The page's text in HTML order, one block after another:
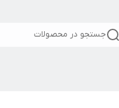
جستجو در محصولات